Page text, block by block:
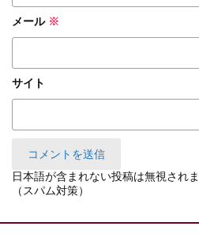
メール ※
サイト
日本語が含まれない投稿は無視され
（スパム対策）